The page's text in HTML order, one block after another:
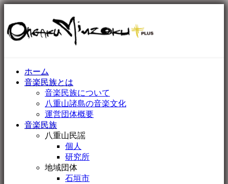
ホーム
音楽民族とは
音楽民族について
八重山諸島の音楽文化
運営団体概要
音楽民族
八重山民謡
個人
研究所
地域団体
石垣市